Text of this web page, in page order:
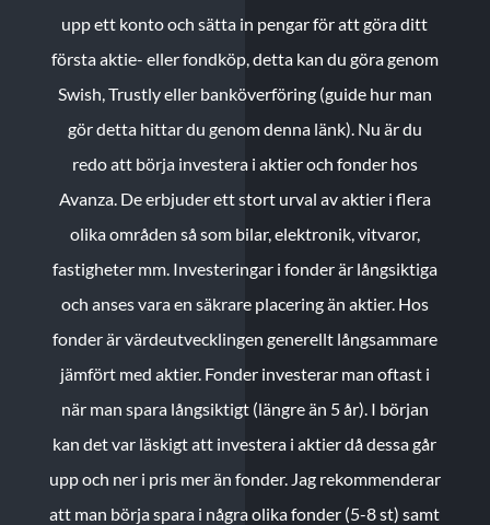
upp ett konto och sätta in pengar för att göra ditt
första aktie- eller fondköp, detta kan du göra genom
Swish, Trustly eller banköverföring (guide hur man
gör detta hittar du genom denna länk). Nu är du
redo att börja investera i aktier och fonder hos
Avanza. De erbjuder ett stort urval av aktier i flera
olika områden så som bilar, elektronik, vitvaror,
fastigheter mm. Investeringar i fonder är långsiktiga
och anses vara en säkrare placering än aktier. Hos
fonder är värdeutvecklingen generellt långsammare
jämfört med aktier. Fonder investerar man oftast i
när man spara långsiktigt (längre än 5 år). I början
kan det var läskigt att investera i aktier då dessa går
upp och ner i pris mer än fonder. Jag rekommenderar
att man börja spara i några olika fonder (5-8 st) samt